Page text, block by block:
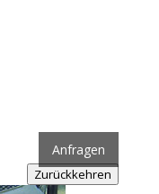
Anfragen
Zurückkehren